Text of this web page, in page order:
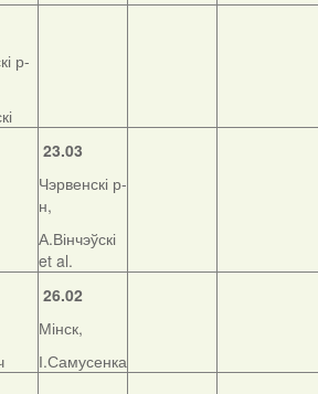
р-
23.03
Чэрвенскі р-
н,
А.Вінчэўскі
et al.
26.02
Мінск,
І.Самусенка